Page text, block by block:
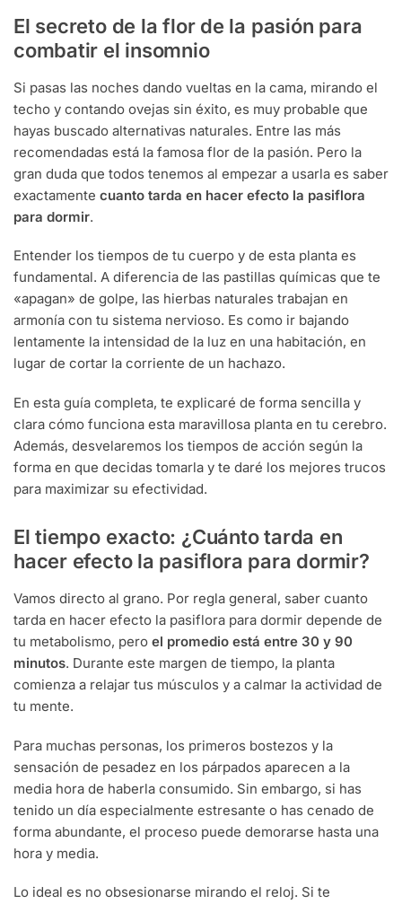
El secreto de la flor de la pasión para
combatir el insomnio
Si pasas las noches dando vueltas en la cama, mirando el
techo y contando ovejas sin éxito, es muy probable que
hayas buscado alternativas naturales. Entre las más
recomendadas está la famosa flor de la pasión. Pero la
gran duda que todos tenemos al empezar a usarla es saber
exactamente cuanto tarda en hacer efecto la pasiflora
para dormir.
Entender los tiempos de tu cuerpo y de esta planta es
fundamental. A diferencia de las pastillas químicas que te
«apagan» de golpe, las hierbas naturales trabajan en
armonía con tu sistema nervioso. Es como ir bajando
lentamente la intensidad de la luz en una habitación, en
lugar de cortar la corriente de un hachazo.
En esta guía completa, te explicaré de forma sencilla y
clara cómo funciona esta maravillosa planta en tu cerebro.
Además, desvelaremos los tiempos de acción según la
forma en que decidas tomarla y te daré los mejores trucos
para maximizar su efectividad.
El tiempo exacto: ¿Cuánto tarda en
hacer efecto la pasiflora para dormir?
Vamos directo al grano. Por regla general, saber cuanto
tarda en hacer efecto la pasiflora para dormir depende de
tu metabolismo, pero el promedio está entre 30 y 90
minutos. Durante este margen de tiempo, la planta
comienza a relajar tus músculos y a calmar la actividad de
tu mente.
Para muchas personas, los primeros bostezos y la
sensación de pesadez en los párpados aparecen a la
media hora de haberla consumido. Sin embargo, si has
tenido un día especialmente estresante o has cenado de
forma abundante, el proceso puede demorarse hasta una
hora y media.
Lo ideal es no obsesionarse mirando el reloj. Si te